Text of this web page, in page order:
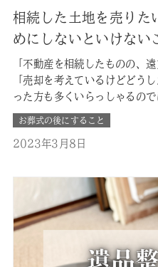
相続した土地を売りた
めにしないといけない
「不動産を相続したものの、
「売却を考えているけどどう
った方も多くいらっしゃるの
んな、相続した不動産売却時
ントなど、売却に向けて知っ
た。 ■一般的な土地の売却と
2023年3月8日
お葬式の後にすること